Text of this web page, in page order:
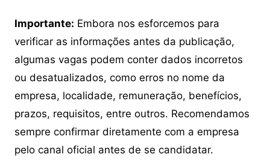
Importante: Embora nos esforcemos para
verificar as informações antes da publicação,
algumas vagas podem conter dados incorretos
ou desatualizados, como erros no nome da
empresa, localidade, remuneração, benefícios,
prazos, requisitos, entre outros. Recomendamos
sempre confirmar diretamente com a empresa
pelo canal oficial antes de se candidatar.